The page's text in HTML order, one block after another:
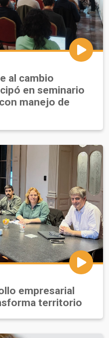
al cambio
en seminario
manejo de
empresarial
territorio